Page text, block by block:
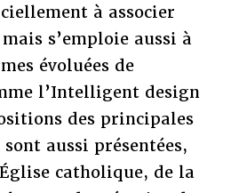
à associer
s’emploie aussi à
évoluées de
l’Intelligent design
des principales
aussi présentées,
catholique, de la